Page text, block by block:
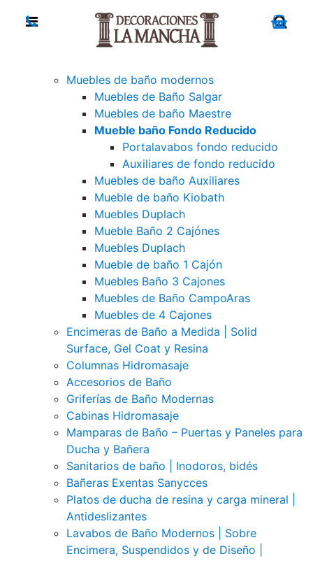
Muebles de baño modernos
Muebles de Baño Salgar
Muebles de baño Maestre
Mueble baño Fondo Reducido
Portalavabos fondo reducido
Auxiliares de fondo reducido
Muebles de baño Auxiliares
Mueble de baño Kiobath
Muebles Duplach
Mueble Baño 2 Cajónes
Muebles Duplach
Mueble de baño 1 Cajón
Muebles Baño 3 Cajones
Muebles de Baño CampoAras
Muebles de 4 Cajones
Encimeras de Baño a Medida | Solid
Surface, Gel Coat y Resina
Columnas Hidromasaje
Accesorios de Baño
Griferías de Baño Modernas
Cabinas Hidromasaje
Mamparas de Baño – Puertas y Paneles para
Ducha y Bañera
Sanitarios de baño | Inodoros, bidés
Bañeras Exentas Sanycces
Platos de ducha de resina y carga mineral |
Antideslizantes
Lavabos de Baño Modernos | Sobre
Encimera, Suspendidos y de Diseño |